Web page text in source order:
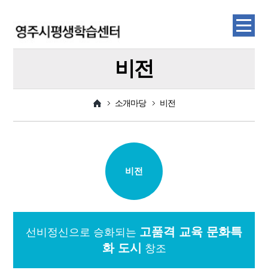
비전
소개마당 비전
비전
선비정신으로 승화되는 고품격 교육 문화특
화 도시
창조